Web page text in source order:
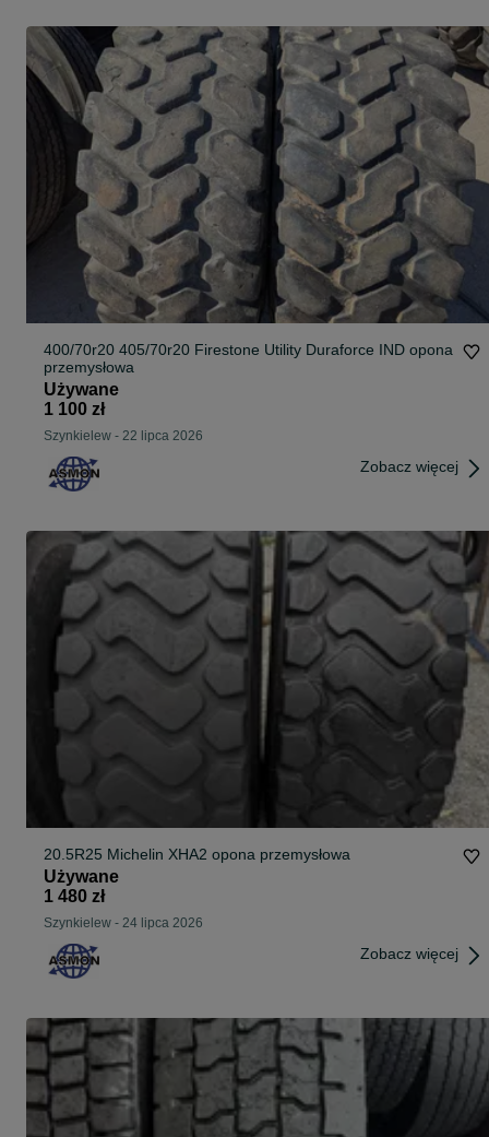
400/70r20 405/70r20 Firestone Utility Duraforce IND opona
przemysłowa
Używane
1 100 zł
Szynkielew - 22 lipca 2026
Zobacz więcej
20.5R25 Michelin XHA2 opona przemysłowa
Używane
1 480 zł
Szynkielew - 24 lipca 2026
Zobacz więcej